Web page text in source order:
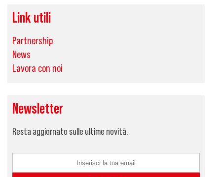
Link utili
Partnership
News
Lavora con noi
Newsletter
Resta aggiornato sulle ultime novità.